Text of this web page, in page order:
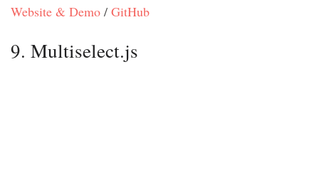
Website & Demo / GitHub
9. Multiselect.js